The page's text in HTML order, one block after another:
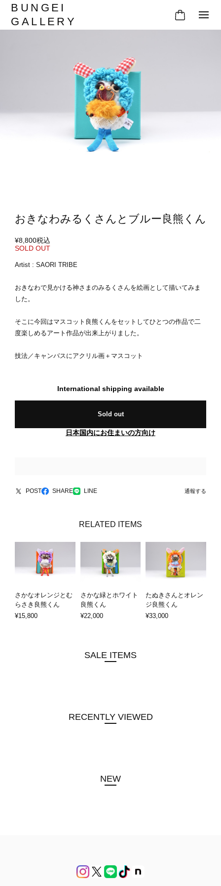
BUNGEI
GALLERY
おきなわみるくさんとブルー良熊くん
¥8,800税込
SOLD OUT
Artist : SAORI TRIBE
おきなわで見かける神さまのみるくさんを絵画として描いてみま
した。
そこに今回はマスコット良熊くんをセットしてひとつの作品で二
度楽しめるアート作品が出来上がりました。
技法／キャンバスにアクリル画＋マスコット
International shipping available
Sold out
日本国内にお住まいの方向け
POST SHARE LINE 通報する
RELATED ITEMS
さかなオレンジとむ
らさき良熊くん
¥15,800
さかな緑とホワイト
良熊くん
¥22,000
たぬきさんとオレン
ジ良熊くん
¥33,000
SALE ITEMS
RECENTLY VIEWED
NEW